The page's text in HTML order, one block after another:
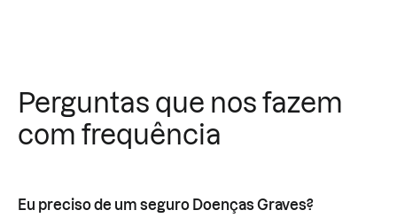
Perguntas que nos fazem
com frequência
Eu preciso de um seguro Doenças Graves?